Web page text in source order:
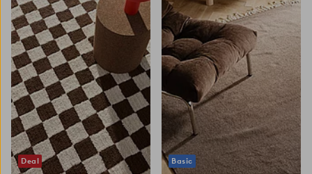
Deal
80X300170X240200X300
Basic
70X150 70X20070X300
160X230
200X300